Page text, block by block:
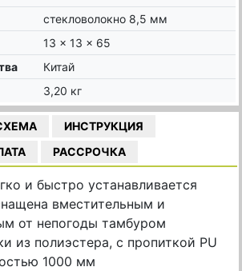
стекловолокно 8,5 мм
13 x 13 x 65
Китай
3,20 кг
ИНСТРУКЦИЯ
РАССРОЧКА
и быстро устанавливается
вместительным и
от непогоды тамбуром
из полиэстера, с пропиткой PU
1000 мм